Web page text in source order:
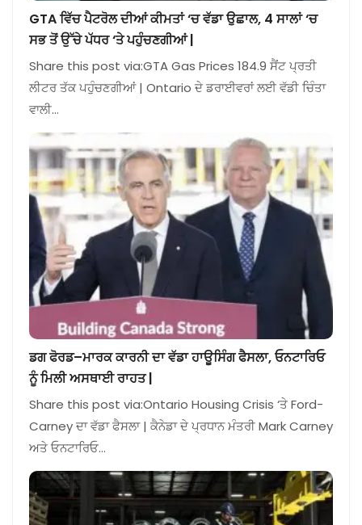
GTA ਵਿੱਚ ਪੈਟਰੋਲ ਦੀਆਂ ਕੀਮਤਾਂ ‘ਚ ਵੱਡਾ ਉਛਾਲ, 4 ਸਾਲਾਂ ‘ਚ
ਸਭ ਤੋਂ ਉੱਚੇ ਪੱਧਰ ‘ਤੇ ਪਹੁੰਚਣਗੀਆਂ |
Share this post via:GTA Gas Prices 184.9 ਸੈਂਟ ਪ੍ਰਤੀ
ਲੀਟਰ ਤੱਕ ਪਹੁੰਚਣਗੀਆਂ | Ontario ਦੇ ਡਰਾਈਵਰਾਂ ਲਈ ਵੱਡੀ ਚਿੰਤਾ
ਵਾਲੀ…
ਡਗ ਫੋਰਡ–ਮਾਰਕ ਕਾਰਨੀ ਦਾ ਵੱਡਾ ਹਾਊਸਿੰਗ ਫੈਸਲਾ, ਓਨਟਾਰਿਓ
ਨੂੰ ਮਿਲੀ ਅਸਥਾਈ ਰਾਹਤ |
Share this post via:Ontario Housing Crisis ‘ਤੇ Ford-
Carney ਦਾ ਵੱਡਾ ਫੈਸਲਾ | ਕੈਨੇਡਾ ਦੇ ਪ੍ਰਧਾਨ ਮੰਤਰੀ Mark Carney
ਅਤੇ ਓਨਟਾਰਿਓ…